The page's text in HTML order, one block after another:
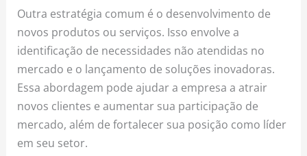
Outra estratégia comum é o desenvolvimento de
novos produtos ou serviços. Isso envolve a
identificação de necessidades não atendidas no
mercado e o lançamento de soluções inovadoras.
Essa abordagem pode ajudar a empresa a atrair
novos clientes e aumentar sua participação de
mercado, além de fortalecer sua posição como líder
em seu setor.